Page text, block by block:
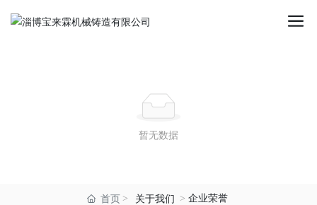
暂无数据
首页 关于我们 企业荣誉